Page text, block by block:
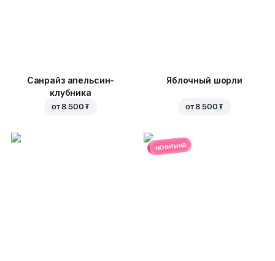
Санрайз апельсин-
клубника
от8 500 ₮
Яблочный шорли
от8 500 ₮
новинка